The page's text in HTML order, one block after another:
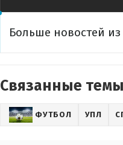
Больше новостей
Связанные
ФУТБОЛ УПЛ